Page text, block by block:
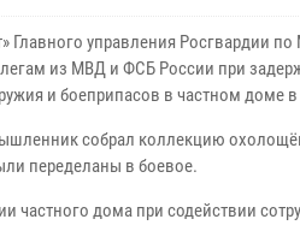
Главного управления Росгвардии
из МВД и ФСБ России при
и боеприпасов в частном доме
собрал коллекцию
переделаны в боевое.
частного дома при содействии